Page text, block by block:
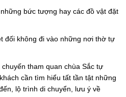
bức tượng hay các đồ vật đặt
đối không đi vào những nơi thờ tự
tham quan chùa Sắc tự
cần tìm hiểu tất tần tật những
lộ trình di chuyển, lưu ý về